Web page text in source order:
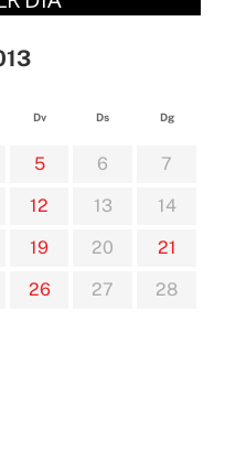
Dv Ds Dg
5 6
7
12 13
14
19 20
21
26 27
28